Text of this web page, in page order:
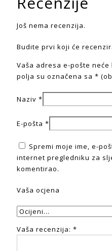
Još nema recenzija.
Budite prvi koji će
Vaša adresa e-pošte
polja su označena sa *
Naziv *
E-pošta *
Spremi moje ime, e-
internet pregledniku za
komentirao.
Vaša ocjena
Vaša recenzija: *